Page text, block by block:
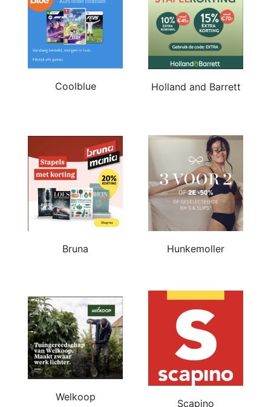
Coolblue Holland and Barrett
Bruna Hunkemoller
Welkoop
Scapino